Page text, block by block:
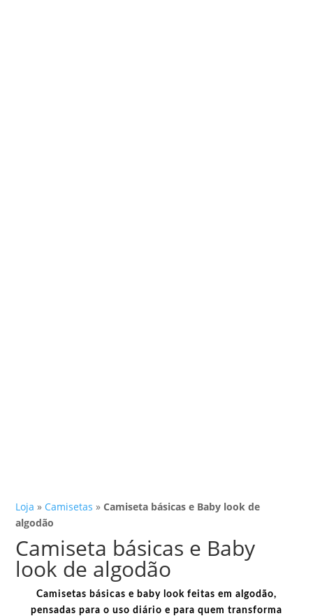
Loja » Camisetas »Camiseta básicas e Baby look de
algodão
Camiseta básicas e Baby
look de algodão
Camisetas básicas e baby look feitas em algodão,
pensadas para o uso diário e para quem transforma